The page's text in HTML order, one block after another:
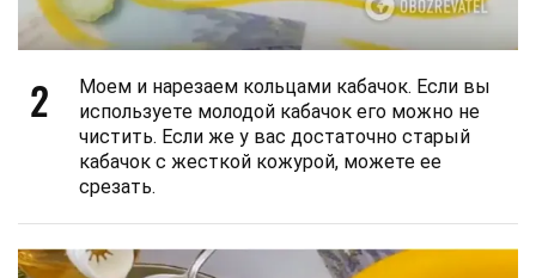
2
Моем и нарезаем кольцами кабачок. Если вы
используете молодой кабачок его можно не
чистить. Если же у вас достаточно старый
кабачок с жесткой кожурой, можете ее
срезать.